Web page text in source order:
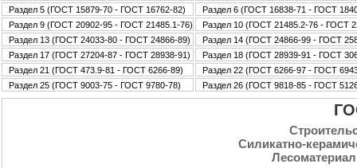
Раздел 5 (ГОСТ 15879-70 - ГОСТ 16762-82)
Раздел 6 (ГОСТ 16838-71 - ГОСТ
Раздел 9 (ГОСТ 20902-95 - ГОСТ 21485.1-76)
Раздел 10 (ГОСТ 21485.2-76 - ГОСТ
Раздел 13 (ГОСТ 24033-80 - ГОСТ 24866-89)
Раздел 14 (ГОСТ 24866-99 - ГОСТ
Раздел 17 (ГОСТ 27204-87 - ГОСТ 28938-91)
Раздел 18 (ГОСТ 28939-91 - ГОСТ
Раздел 21 (ГОСТ 473.9-81 - ГОСТ 6266-89)
Раздел 22 (ГОСТ 6266-97 - ГОСТ
Раздел 25 (ГОСТ 9003-75 - ГОСТ 9780-78)
Раздел 26 (ГОСТ 9818-85 - ГОСТ
Силикатно-